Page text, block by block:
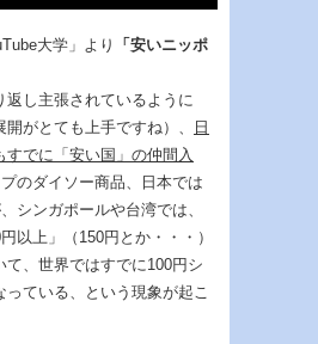
大学」より
「安いニッポ
返し主張されているように
開がとても上手ですね）、
日
すでに「安い国」の仲間入
のダイソー商品、日本では
シンガポールや台湾では、
以上」（150円とか・・・）
て、世界ではすでに100円シ
っている、という現象が起こ